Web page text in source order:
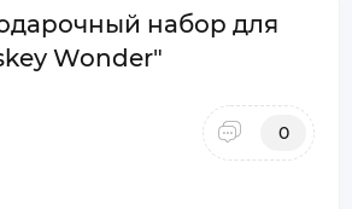
набор для
Wonder"
0